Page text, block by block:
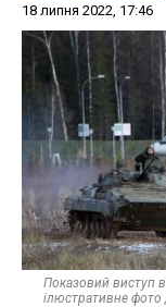
18 липня 2022, 17:46
Показовий виступ
ілюстративне фото